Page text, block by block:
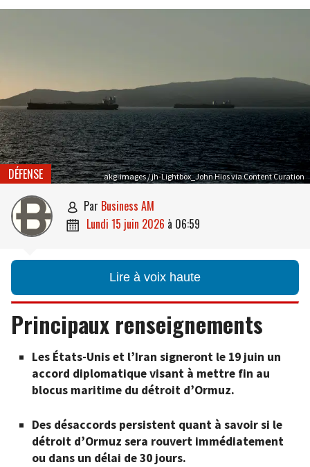
akg-images / jh-Lightbox_John Hios via Content Curation
DÉFENSE
 par Business AM
 lundi 15 juin 2026 à 06:59
Lire à voix haute
Principaux renseignements
Les États-Unis et l’Iran signeront le 19 juin un
accord diplomatique visant à mettre fin au
blocus maritime du détroit d’Ormuz.
Des désaccords persistent quant à savoir si le
détroit d’Ormuz sera rouvert immédiatement
ou dans un délai de 30 jours.